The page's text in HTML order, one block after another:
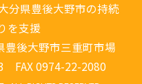
分県豊後大野市の持続
を支援
後大野市三重町市場
FAX 0974-22-2080